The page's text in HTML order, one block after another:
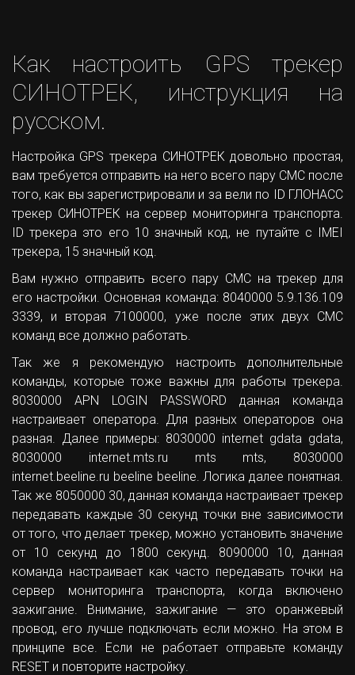
Как настроить GPS трекер
СИНОТРЕК, инструкция на
русском.
Настройка GPS трекера СИНОТРЕК довольно простая,
вам требуется отправить на него всего пару СМС после
того, как вы зарегистрировали и за вели по ID ГЛОНАСС
трекер СИНОТРЕК на сервер мониторинга транспорта.
ID трекера это его 10 значный код, не путайте с IMEI
трекера, 15 значный код.
Вам нужно отправить всего пару СМС на трекер для
его настройки. Основная команда: 8040000 5.9.136.109
3339, и вторая 7100000, уже после этих двух СМС
команд все должно работать.
Так же я рекомендую настроить дополнительные
команды, которые тоже важны для работы трекера.
8030000 APN LOGIN PASSWORD данная команда
настраивает оператора. Для разных операторов она
разная. Далее примеры: 8030000 internet gdata gdata,
8030000 internet.mts.ru mts mts, 8030000
internet.beeline.ru beeline beeline. Логика далее понятная.
Так же 8050000 30, данная команда настраивает трекер
передавать каждые 30 секунд точки вне зависимости
от того, что делает трекер, можно установить значение
от 10 секунд до 1800 секунд. 8090000 10, данная
команда настраивает как часто передавать точки на
сервер мониторинга транспорта, когда включено
зажигание. Внимание, зажигание — это оранжевый
провод, его лучше подключать если можно. На этом в
принципе все. Если не работает отправьте команду
RESET и повторите настройку.